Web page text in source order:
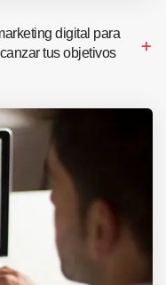
digital para
tus objetivos